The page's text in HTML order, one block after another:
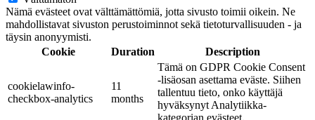
Nämä evästeet ovat välttämättömiä, jotta sivusto toimii oikein. Ne
mahdollistavat sivuston perustoiminnot sekä tietoturvallisuuden - ja
täysin anonyymisti.
Cookie
Duration Description
cookielawinfo-
checkbox-analytics
11
months
Tämä on GDPR Cookie Consent
-lisäosan asettama eväste. Siihen
tallentuu tieto, onko käyttäjä
hyväksynyt Analytiikka-
kategorian evästeet.